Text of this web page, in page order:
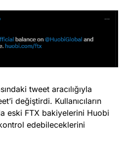
tweet aracılığıyla
değiştirdi. Kullanıcıların
eski FTX bakiyelerini Huobi
edebileceklerini